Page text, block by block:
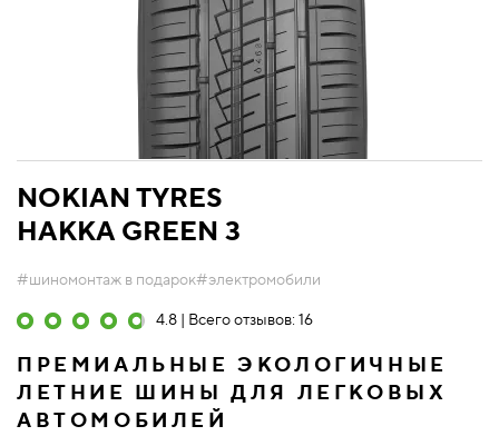
NOKIAN TYRES
HAKKA GREEN 3
#шиномонтаж в подарок#электромобили
4.8 | Всего отзывов: 16
ПРЕМИАЛЬНЫЕ ЭКОЛОГИЧНЫЕ
ЛЕТНИЕ ШИНЫ ДЛЯ ЛЕГКОВЫХ
АВТОМОБИЛЕЙ